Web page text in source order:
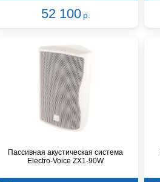
52 100 р.
Пассивная акустическая система
Electro-Voice ZX1-90W